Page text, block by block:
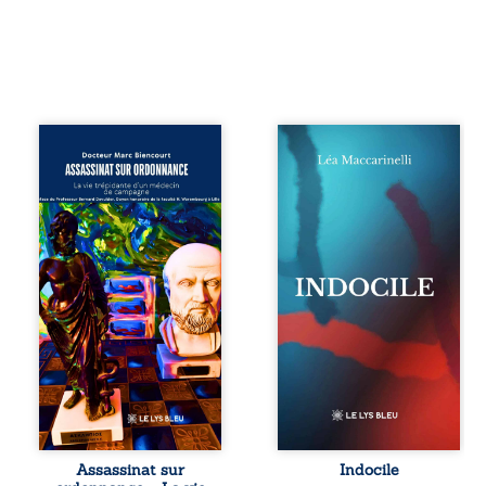
Assassinat sur
ordonnance – La
vie trépidante
d’un médecin de
campagne est la
réédition enrichie
et actualisée du
témoignage du
Docteur Marc
Biencourt, ancien
médecin de
famille, qui revient
sur son parcours
médical, syndical
et ordinal. Depuis
septembre 2013, il
raconte le long
combat qui l’a
conduit à être
Assassinat sur
Quatre parties.
Quatre refus.
Quatre visages
d’une existence en
friction. Entre les
silences qu’on ne
déchiffre pas, les
amours qu’on
dérange, les corps
qu’on administre
et les liens qu’on
sabote, cet
ouvrage parle à
vivent trop fort,
trop vrai, trop tôt.
traversée. Une
langue nue. Une
Indocile